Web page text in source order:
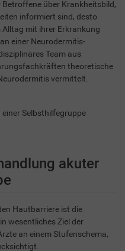
Betroffene über Krankheitsbild,
informiert sind, desto
mit ihrer Erkrankung
einer Neurodermitis-
Team aus
theoretische
vermittelt.
Selbsthilfegruppe
akuter
Hautbarriere ist die
wesentliches Ziel der
an einem Stufenschema,